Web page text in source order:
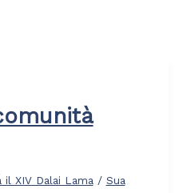
il XIV Dalai Lama / Sua